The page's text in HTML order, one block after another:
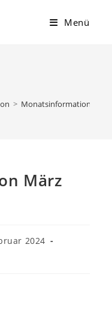
Menü
> Monatsinformation März
März
2024